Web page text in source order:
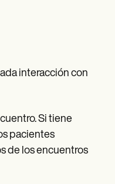
interacción con
Si tiene
pacientes
de los encuentros